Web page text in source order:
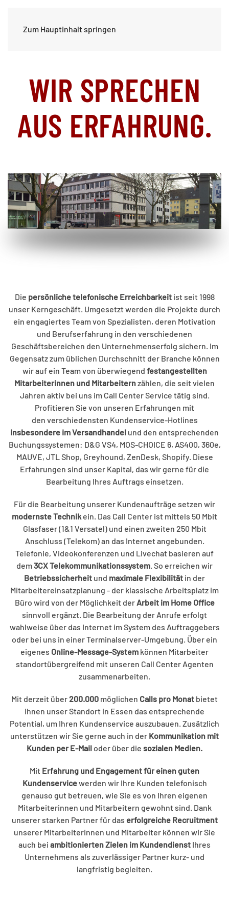
Zum Hauptinhalt springen
WIR SPRECHEN
AUS ERFAHRUNG.
Die persönliche telefonische Erreichbarkeitist seit 1998
unser Kerngeschäft. Umgesetzt werden die Projekte durch
ein engagiertes Team von Spezialisten, deren Motivation
und Berufserfahrung in den verschiedenen
Geschäftsbereichen den Unternehmenserfolg sichern. Im
Gegensatz zum üblichen Durchschnitt der Branche können
wir auf ein Team von überwiegend festangestellten
Mitarbeiterinnen und Mitarbeiternzählen, die seit vielen
Jahren aktiv bei uns im Call Center Service tätig sind.
Profitieren Sie von unseren Erfahrungen mit
den verschiedensten Kundenservice-Hotlines
insbesondere im Versandhandel und den entsprechenden
Buchungssystemen: D&G VS4, MOS-CHOICE 6, AS400, 360e,
MAUVE, JTL Shop, Greyhound, ZenDesk, Shopify. Diese
Erfahrungen sind unser Kapital, das wir gerne für die
Bearbeitung Ihres Auftrags einsetzen.
Für die Bearbeitung unserer Kundenaufträge setzen wir
modernste Technik ein. Das Call Center ist mittels 50 Mbit
Glasfaser (1&1 Versatel) und einen zweiten 250 Mbit
Anschluss (Telekom) an das Internet angebunden.
Telefonie, Videokonferenzen und Livechat basieren auf
dem3CX Telekommunikationssystem. So erreichen wir
Betriebssicherheit und maximale Flexibilität in der
Mitarbeitereinsatzplanung - der klassische Arbeitsplatz im
Büro wird von der Möglichkeit derArbeit im Home Office
sinnvoll ergänzt. Die Bearbeitung der Anrufe erfolgt
wahlweise über das Internet im System des Auftraggebers
oder bei uns in einer Terminalserver-Umgebung. Über ein
eigenes Online-Message-System können Mitarbeiter
standortübergreifend mit unseren Call Center Agenten
zusammenarbeiten.
Mit derzeit über200.000 möglichen Calls pro Monat bietet
Ihnen unser Standort in Essen das entsprechende
Potential, um Ihren Kundenservice auszubauen. Zusätzlich
unterstützen wir Sie gerne auch in der Kommunikation mit
Kunden per E-Mail oder über die sozialen Medien.
Mit Erfahrung und Engagement für einen guten
Kundenservicewerden wir Ihre Kunden telefonisch
genauso gut betreuen, wie Sie es von Ihren eigenen
Mitarbeiterinnen und Mitarbeitern gewohnt sind. Dank
unserer starken Partner für das erfolgreiche Recruitment
unserer Mitarbeiterinnen und Mitarbeiter können wir Sie
auch bei ambitionierten Zielen im Kundendienst Ihres
Unternehmens als zuverlässiger Partner kurz- und
langfristig begleiten.